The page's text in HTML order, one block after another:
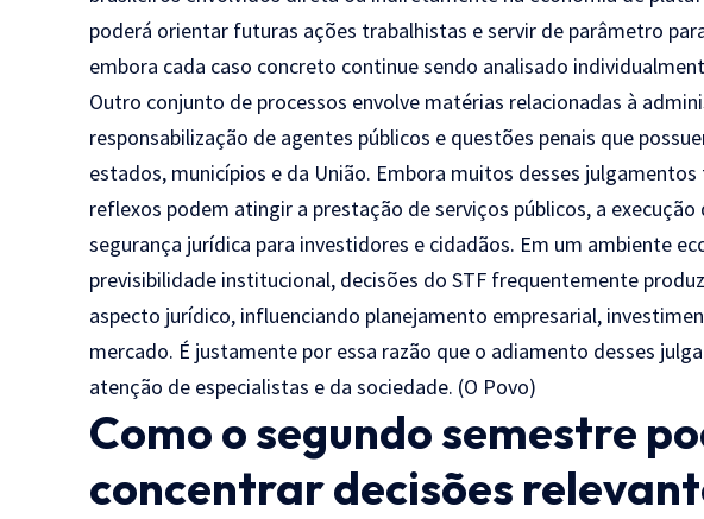
poderá orientar futuras ações trabalhistas e servir de parâmetro
embora cada caso concreto continue sendo analisado
Outro conjunto de processos envolve matérias relacionadas à
responsabilização de agentes públicos e questões penais que
estados, municípios e da União. Embora muitos desses
reflexos podem atingir a prestação de serviços públicos, a
segurança jurídica para investidores e cidadãos. Em um ambiente
previsibilidade institucional, decisões do STF frequentemente
aspecto jurídico, influenciando planejamento empresarial,
mercado. É justamente por essa razão que o adiamento desses
atenção de especialistas e da sociedade. (O Povo)
Como o segundo semestre
concentrar decisões